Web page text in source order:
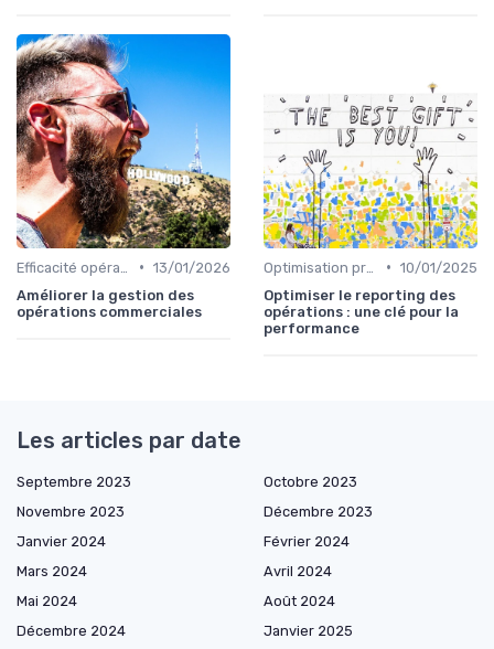
• 13/01/2026
Améliorer la gestion des
opérations commerciales
• 10/01/2025
Optimiser le reporting des
opérations : une clé pour la
performance
Les articles par date
Septembre 2023
Octobre 2023
Novembre 2023
Décembre 2023
Janvier 2024
Février 2024
Mars 2024
Avril 2024
Mai 2024
Août 2024
Décembre 2024
Janvier 2025